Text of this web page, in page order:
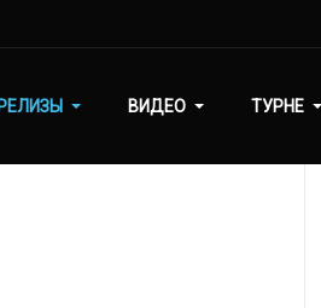
РЕЛИЗЫ ВИДЕО ТУРНЕ